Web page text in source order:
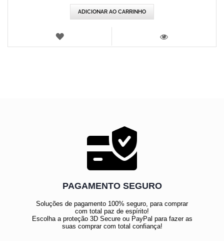
ADICIONAR AO CARRINHO
LISTA
PAGAMENTO SEGURO
Soluções de pagamento 100% seguro, para comprar
com total paz de espírito!
Escolha a proteção 3D Secure ou PayPal para fazer as
suas comprar com total confiança!